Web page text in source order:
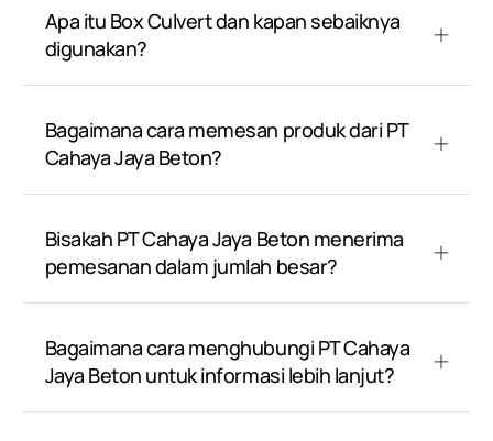
Apa itu Box Culvert dan kapan sebaiknya
digunakan?
Bagaimana cara memesan produk dari PT
Cahaya Jaya Beton?
Bisakah PT Cahaya Jaya Beton menerima
pemesanan dalam jumlah besar?
Bagaimana cara menghubungi PT Cahaya
Jaya Beton untuk informasi lebih lanjut?